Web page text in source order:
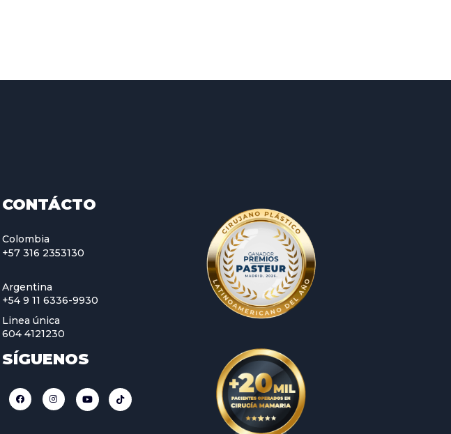
CONTÁCTO
Colombia
+57 316 2353130
Argentina
+54 9 11 6336-9930
Linea única
604 4121230
SÍGUENOS